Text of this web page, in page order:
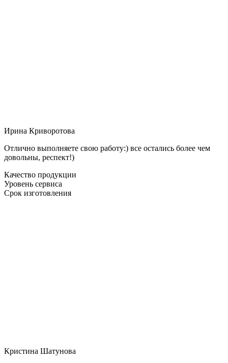
Ирина Криворотова
Отлично выполняете свою работу:) все остались более чем
довольны, респект!)
Качество продукции
Уровень сервиса
Срок изготовления
Кристина Шатунова